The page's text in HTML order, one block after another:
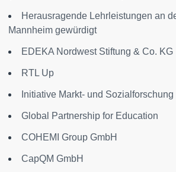
Herausragende Lehr­leistungen an
Mannheim gewürdigt
EDEKA Nordwest Stiftung & Co. KG
RTL Up
Initiative Markt- und Sozialforschung
Global Partnership for Education
COHEMI Group GmbH
CapQM GmbH